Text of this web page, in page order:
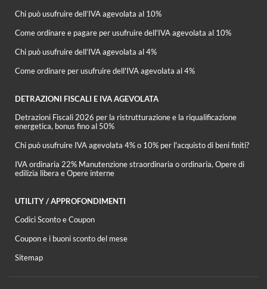
Chi può usufruire dell’IVA agevolata al 10%
Come ordinare e pagare per usufruire dell'IVA agevolata al 10%
Chi può usufruire dell’IVA agevolata al 4%
Come ordinare per usufruire dell'IVA agevolata al 4%
DETRAZIONI FISCALI E IVA AGEVOLATA
Detrazioni Fiscali 2026 per la ristrutturazione e la riqualificazione
energetica, bonus fino al 50%
Chi può usufruire IVA agevolata 4% o 10% per l'acquisto di beni finiti?
IVA ordinaria 22% Manutenzione straordinaria o ordinaria, Opere di
edilizia libera e Opere interne
UTILITY / APPROFONDIMENTI
Codici Sconto e Coupon
Coupon e i buoni sconto del mese
Sitemap